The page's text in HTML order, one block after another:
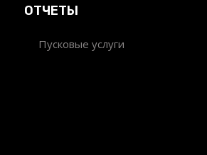
ОТЧЕТЫ
Пусковые услуги